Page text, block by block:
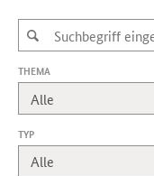
THEMA
TYP